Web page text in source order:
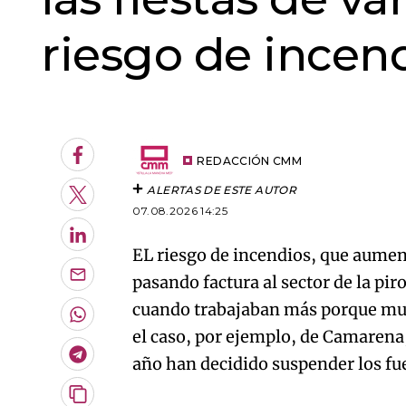
riesgo de
Facebook
Twitter
LinkedIn
Enviar
por
Email
Whatsapp
Telegram
Copiar
REDACCIÓN CMM
ALERTAS DE ESTE AUTOR
07.08.2026 14:25
EL riesgo de incendios, que
pasando factura al sector de la
cuando trabajaban más porque
el caso, por ejemplo, de
año han decidido suspender los